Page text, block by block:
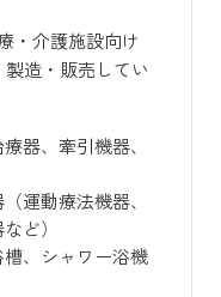
・介護施設向け
造・販売してい
器、牽引機器、
運動療法機器、
ど）
、シャワー浴機